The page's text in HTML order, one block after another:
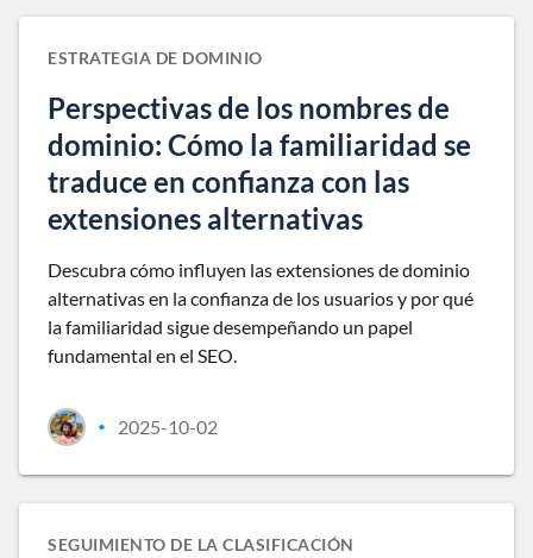
ESTRATEGIA DE DOMINIO
Perspectivas de los nombres de
dominio: Cómo la familiaridad se
traduce en confianza con las
extensiones alternativas
Descubra cómo influyen las extensiones de dominio
alternativas en la confianza de los usuarios y por qué
la familiaridad sigue desempeñando un papel
fundamental en el SEO.
• 2025-10-02
SEGUIMIENTO DE LA CLASIFICACIÓN